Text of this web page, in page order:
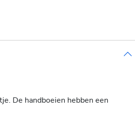
De handboeien hebben een